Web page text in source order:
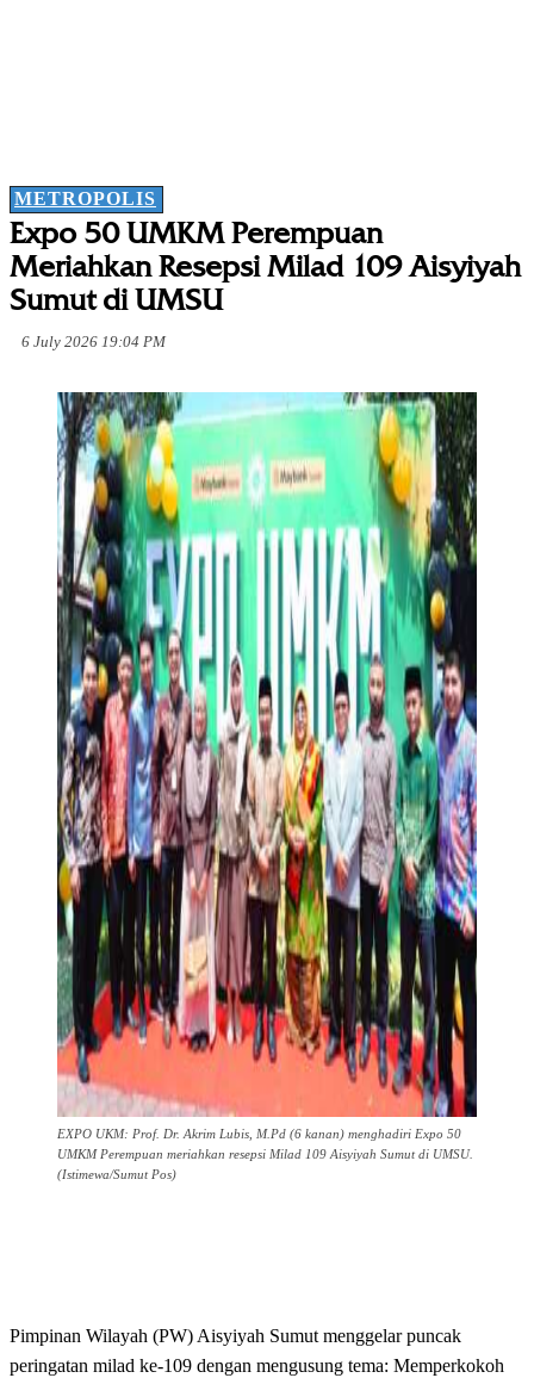
METROPOLIS
Expo 50 UMKM Perempuan
Meriahkan Resepsi Milad 109 Aisyiyah
Sumut di UMSU
6 July 2026 19:04 PM
EXPO UKM: Prof. Dr. Akrim Lubis, M.Pd (6 kanan) menghadiri Expo 50
UMKM Perempuan meriahkan resepsi Milad 109 Aisyiyah Sumut di UMSU.
(Istimewa/Sumut Pos)
Pimpinan Wilayah (PW) Aisyiyah Sumut menggelar puncak
peringatan milad ke-109 dengan mengusung tema: Memperkokoh